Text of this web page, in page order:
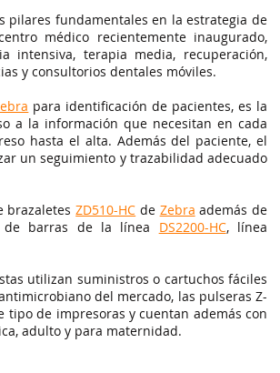
pilares fundamentales en la estrategia de
médico recientemente inaugurado,
intensiva, terapia media, recuperación,
y consultorios dentales móviles.
para identificación de pacientes, es la
a la información que necesitan en cada
hasta el alta. Además del paciente, el
un seguimiento y trazabilidad adecuado
brazaletes ZD510-HC de Zebra además de
barras de la línea DS2200-HC, línea
utilizan suministros o cartuchos fáciles
del mercado, las pulseras Z-
tipo de impresoras y cuentan además con
adulto y para maternidad.